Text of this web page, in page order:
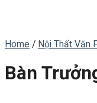
Home / Nội Thất Văn
Bàn